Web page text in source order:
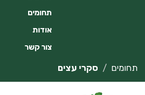
תחומים
אודות
צור קשר
תחומים סקרי עצים